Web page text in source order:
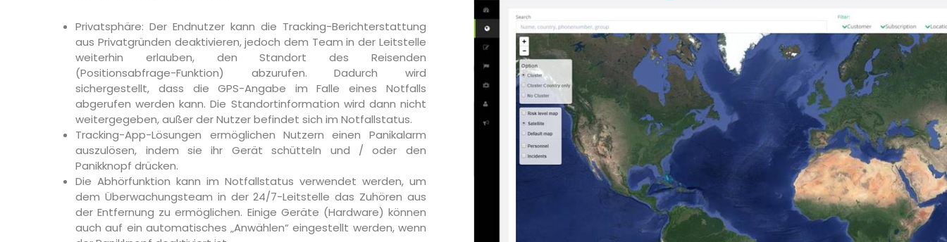
Privatsphäre: Der Endnutzer kann die Tracking-Berichterstattung
aus Privatgründen deaktivieren, jedoch dem Team in der Leitstelle
weiterhin erlauben, den Standort des Reisenden
(Positionsabfrage-Funktion) abzurufen. Dadurch wird
sichergestellt, dass die GPS-Angabe im Falle eines Notfalls
abgerufen werden kann. Die Standortinformation wird dann nicht
weitergegeben, außer der Nutzer befindet sich im Notfallstatus.
Tracking-App-Lösungen ermöglichen Nutzern einen Panikalarm
auszulösen, indem sie ihr Gerät schütteln und / oder den
Panikknopf drücken.
Die Abhörfunktion kann im Notfallstatus verwendet werden, um
dem Überwachungsteam in der 24/7-Leitstelle das Zuhören aus
der Entfernung zu ermöglichen. Einige Geräte (Hardware) können
auch auf ein automatisches „Anwählen“ eingestellt werden, wenn